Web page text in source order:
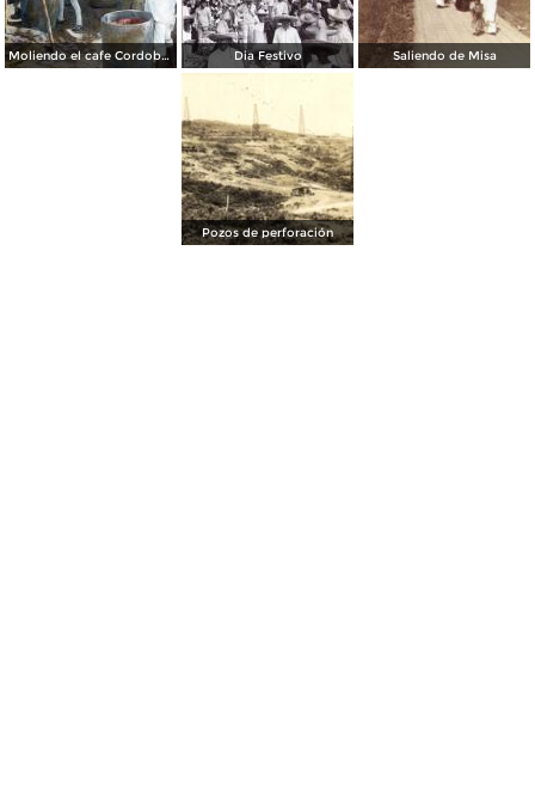
Moliendo el cafe Cordoba Veracruz Dia Festivo Saliendo de Misa
Pozos de perforación